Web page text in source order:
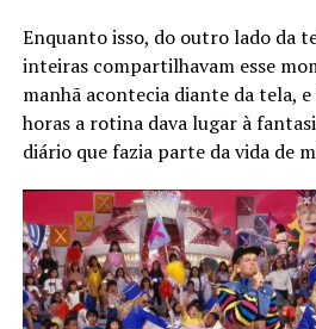
Enquanto isso, do outro lado da
inteiras compartilhavam esse
manhã acontecia diante da tela,
horas a rotina dava lugar à
diário que fazia parte da vida de